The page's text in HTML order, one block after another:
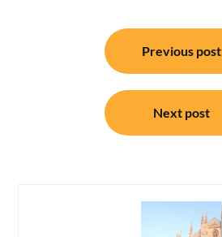
Previous post
Next post